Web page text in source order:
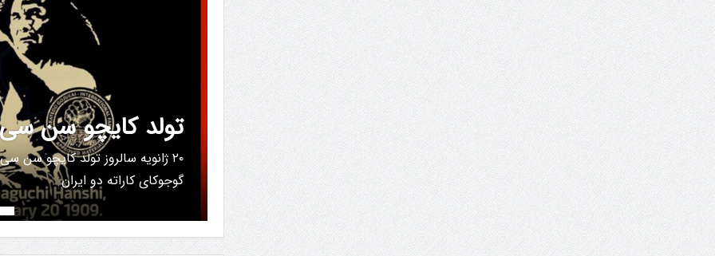
تولد کایچو سن
۲۰ ژانویه سالروز تولد کایچو
گوجوکای کاراته دو ایران